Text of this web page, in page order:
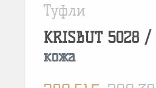
Туфли
KRISBUT 5028 /
кожа